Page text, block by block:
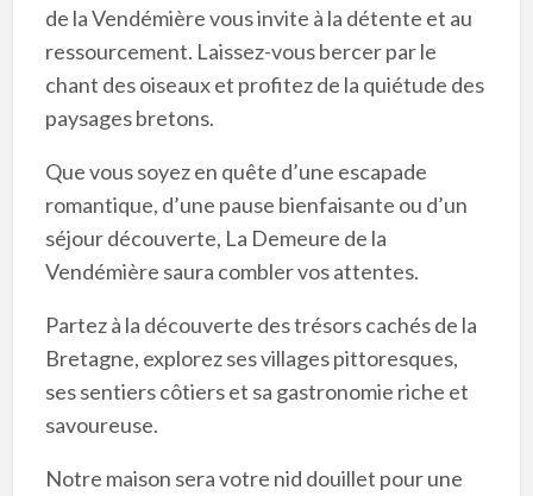
de la Vendémière vous invite à la détente et au
ressourcement. Laissez-vous bercer par le
chant des oiseaux et profitez de la quiétude des
paysages bretons.
Que vous soyez en quête d’une escapade
romantique, d’une pause bienfaisante ou d’un
séjour découverte, La Demeure de la
Vendémière saura combler vos attentes.
Partez à la découverte des trésors cachés de la
Bretagne, explorez ses villages pittoresques,
ses sentiers côtiers et sa gastronomie riche et
savoureuse.
Notre maison sera votre nid douillet pour une